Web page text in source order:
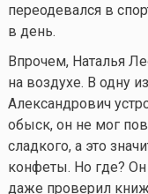
переодевался в
в день.
Впрочем, Наталья
на воздухе. В одну
Александрович
обыск, он не мог
сладкого, а это
конфеты. Но где?
даже проверил